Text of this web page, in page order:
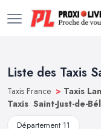
Liste des Taxis
Taxis France > Taxis
Taxis Saint-Just-de-
Département 11